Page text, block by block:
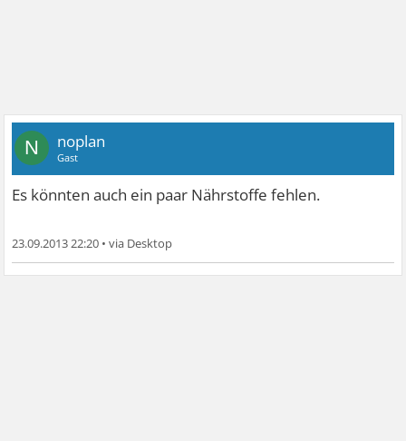
N noplan
Gast
Es könnten auch ein paar Nährstoffe fehlen.
23.09.2013 22:20 •